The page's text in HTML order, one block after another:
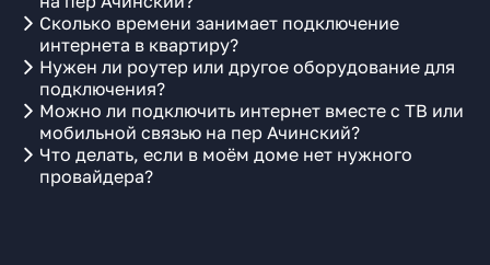
Сколько времени занимает подключение
интернета в квартиру?
Нужен ли роутер или другое оборудование для
подключения?
Можно ли подключить интернет вместе с ТВ или
мобильной связью на пер Ачинский?
Что делать, если в моём доме нет нужного
провайдера?